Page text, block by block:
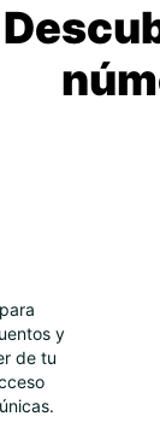
y
de tu